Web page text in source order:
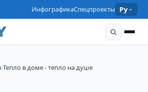
ИнфографикаСпецпроекты Ру
›Тепло в доме - тепло на душе